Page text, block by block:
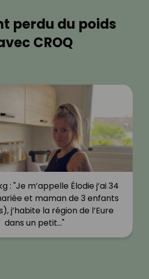
perdu du poids
CROQ
: "Je m’appelle Élodie j’ai 34
et maman de 3 enfants
j’habite la région de l’Eure
dans un petit…"